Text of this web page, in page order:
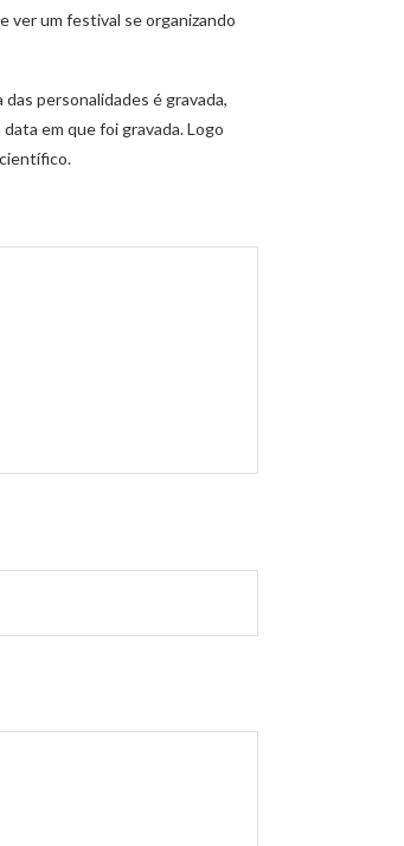
ver um festival se organizando
personalidades é gravada,
em que foi gravada. Logo